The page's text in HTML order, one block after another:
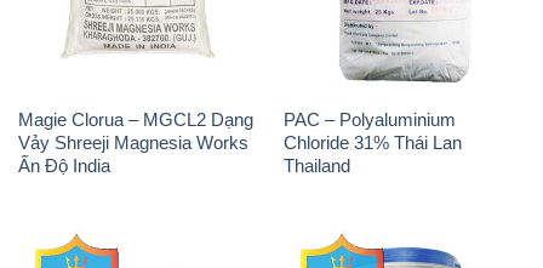
Ấn Độ India
Thailand